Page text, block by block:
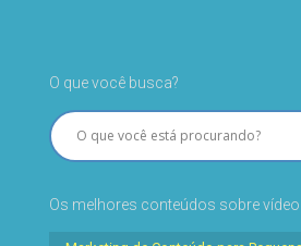
O que você busca?
Os melhores conteúdos sobre vídeo